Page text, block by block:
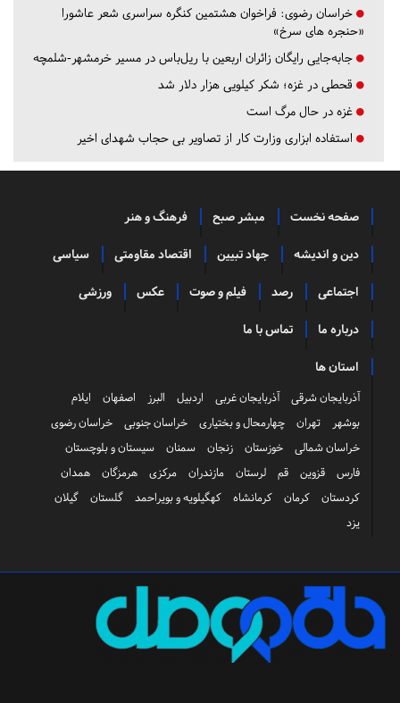
خراسان رضوی: فراخوان هشتمین کنگره سراسری شعر عاشورا
«حنجره های سرخ»
جابه‌جایی رایگان زائران اربعین با ریل‌باس در مسیر خرمشهر-شلمچه
قحطی در غزه؛ شکر کیلویی هزار دلار شد
غزه در حال مرگ است
استفاده ابزاری وزارت کار از تصاویر بی حجاب شهدای اخیر
صفحه نخست مبشر صبح فرهنگ و هنر
دین و اندیشه جهاد تبیین اقتصاد مقاومتی سیاسی
اجتماعی رصد فیلم و صوت عکس ورزشی
درباره ما تماس با ما
استان ها
آذربایجان شرقی آذربایجان غربی اردبیل البرز اصفهان
ایلام
بوشهر
تهران چهارمحال و بختیاری خراسان جنوبی
خراسان رضوی
خراسان شمالی
خوزستان زنجان سمنان
سیستان و بلوچستان
فارس
قزوین قم لرستان مازندران مرکزی هرمزگان
همدان
کردستان
کرمان کرمانشاه کهگیلویه و بویراحمد گلستان
گیلان
یزد